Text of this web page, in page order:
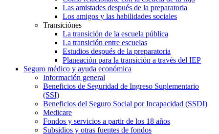
Las amistades después de la preparatoria
Los amigos y las habilidades sociales
Transiciónes
La transición de la escuela pública
La transición entre escuelas
Estudios después de la preparatoria
Planeación para la transición a través del IEP
Seguro médico y ayuda económica
Información general
Beneficios de Seguridad de Ingreso Suplementario
(SSI)
Beneficios del Seguro Social por Incapacidad (SSDI)
Medicare
Fondos y servicios a partir de los 18 años
Subsidios y otras fuentes de fondos